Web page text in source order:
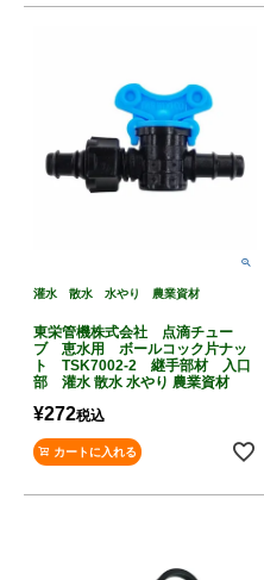
灌水 散水 水やり 農業資材
東栄管機株式会社 点滴チュー
ブ 恵水用 ボールコック片ナッ
ト TSK7002-2 継手部材 入口
部 灌水 散水 水やり 農業資材
¥272税込
カートに入れる